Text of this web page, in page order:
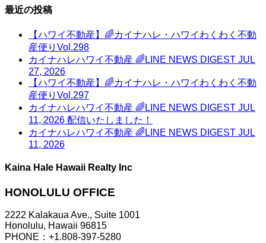
最近の投稿
【ハワイ不動産】🌈カイナハレ・ハワイわくわく不動
産便りVol.298
カイナハレハワイ不動産 🌈LINE NEWS DIGEST JUL
27, 2026
【ハワイ不動産】🌈カイナハレ・ハワイわくわく不動
産便りVol.297
カイナハレハワイ不動産 🌈LINE NEWS DIGEST JUL
11, 2026 配信いたしました！
カイナハレハワイ不動産 🌈LINE NEWS DIGEST JUL
11, 2026
Kaina Hale Hawaii Realty Inc
HONOLULU OFFICE
2222 Kalakaua Ave., Suite 1001
Honolulu, Hawaii 96815
PHONE：+1.808-397-5280